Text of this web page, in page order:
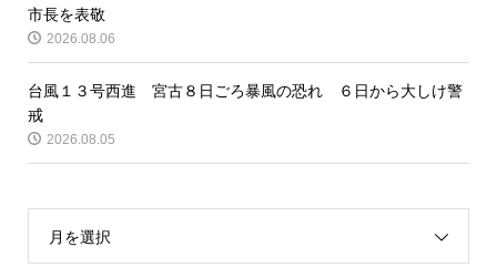
市長を表敬
2026.08.06
台風１３号西進 宮古８日ごろ暴風の恐れ ６日から大しけ警
戒
2026.08.05
月を選択